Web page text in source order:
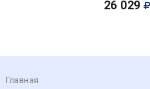
26 029
Главная